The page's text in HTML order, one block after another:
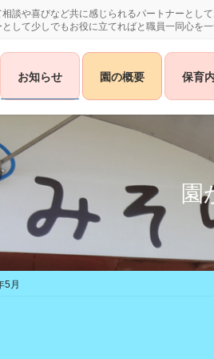
談や喜びなど共に感じられるパートナーと
して少しでもお役に立てればと職員一同心を
お知らせ 園の概要 保育
園
5月